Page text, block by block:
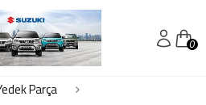
0
Parça